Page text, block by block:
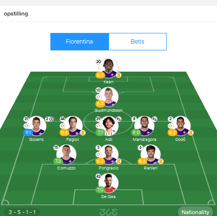
opstilling
Fiorentina Betis
3 - 5 - 1 - 1 Nationality
43
7.0
De Gea
15
7.3
Comuzzo
5
6.3
Pongracic
6
6.6
Ranieri
21 2
9.1
Gosens
44
6.6
Fagioli
29
7.7
Adli
8
9.0
Mandragora
2
6.2
Dodô
10
6.3
Gudmundsson
20
6.3
Kean